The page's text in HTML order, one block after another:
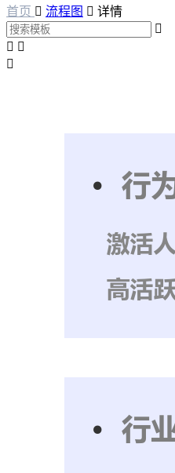
首页  流程图  详情

 
